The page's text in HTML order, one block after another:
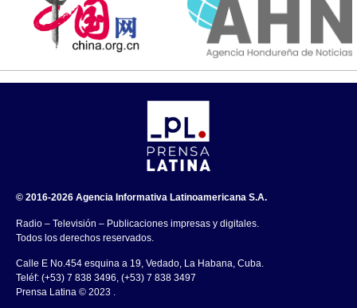
© 2016-2026 Agencia Informativa Latinoamericana S.A.
Radio – Televisión – Publicaciones impresas y digitales.
Todos los derechos reservados.
Calle E No.454 esquina a 19, Vedado, La Habana, Cuba.
Teléf: (+53) 7 838 3496, (+53) 7 838 3497
Prensa Latina © 2023 .